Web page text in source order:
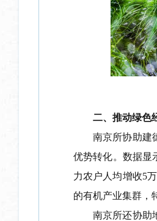
二、 推动绿色
南京所协助建
优势转化。数据显
力农户人均增收5
的有机产业集群，
南京所还协助